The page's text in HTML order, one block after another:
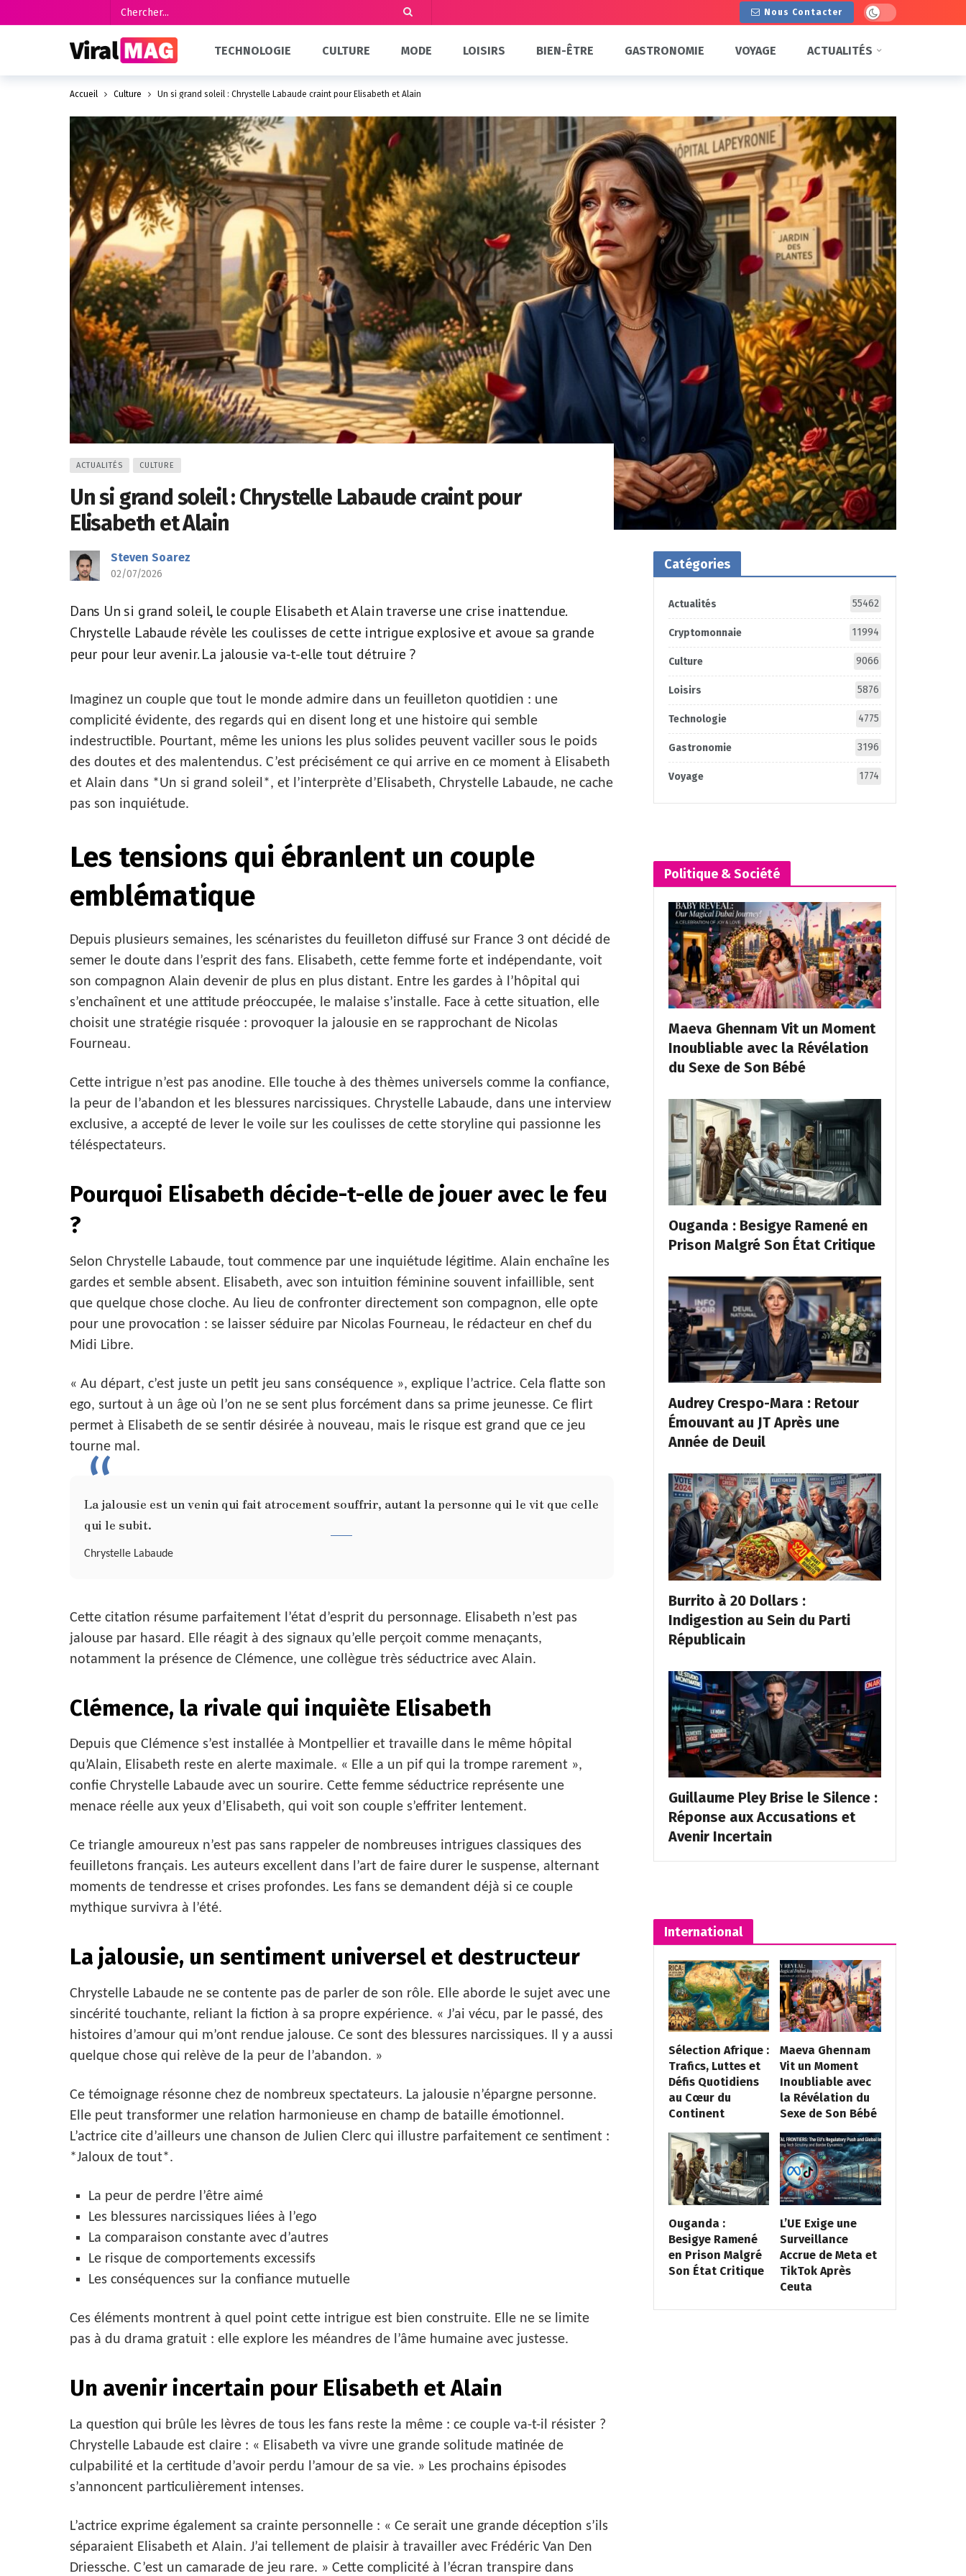
Nous Contacter Dark mode
TECHNOLOGIE CULTURE MODE LOISIRS BIEN-ÊTRE GASTRONOMIE VOYAGE ACTUALITÉS
Accueil Culture Un si grand soleil : Chrystelle Labaude craint pour Elisabeth et Alain
ACTUALITÉS CULTURE
Un si grand soleil : Chrystelle Labaude craint pour
Elisabeth et Alain
Steven Soarez
02/07/2026
Dans Un si grand soleil, le couple Elisabeth et Alain traverse une crise inattendue.
Chrystelle Labaude révèle les coulisses de cette intrigue explosive et avoue sa grande
peur pour leur avenir. La jalousie va-t-elle tout détruire ?
Imaginez un couple que tout le monde admire dans un feuilleton quotidien : une
complicité évidente, des regards qui en disent long et une histoire qui semble
indestructible. Pourtant, même les unions les plus solides peuvent vaciller sous le poids
des doutes et des malentendus. C’est précisément ce qui arrive en ce moment à Elisabeth
et Alain dans *Un si grand soleil*, et l’interprète d’Elisabeth, Chrystelle Labaude, ne cache
pas son inquiétude.
Les tensions qui ébranlent un couple
emblématique
Depuis plusieurs semaines, les scénaristes du feuilleton diffusé sur France 3 ont décidé de
semer le doute dans l’esprit des fans. Elisabeth, cette femme forte et indépendante, voit
son compagnon Alain devenir de plus en plus distant. Entre les gardes à l’hôpital qui
s’enchaînent et une attitude préoccupée, le malaise s’installe. Face à cette situation, elle
choisit une stratégie risquée : provoquer la jalousie en se rapprochant de Nicolas
Fourneau.
Cette intrigue n’est pas anodine. Elle touche à des thèmes universels comme la confiance,
la peur de l’abandon et les blessures narcissiques. Chrystelle Labaude, dans une interview
exclusive, a accepté de lever le voile sur les coulisses de cette storyline qui passionne les
téléspectateurs.
Pourquoi Elisabeth décide-t-elle de jouer avec le feu
?
Selon Chrystelle Labaude, tout commence par une inquiétude légitime. Alain enchaîne les
gardes et semble absent. Elisabeth, avec son intuition féminine souvent infaillible, sent
que quelque chose cloche. Au lieu de confronter directement son compagnon, elle opte
pour une provocation : se laisser séduire par Nicolas Fourneau, le rédacteur en chef du
Midi Libre.
« Au départ, c’est juste un petit jeu sans conséquence », explique l’actrice. Cela flatte son
ego, surtout à un âge où l’on ne se sent plus forcément dans sa prime jeunesse. Ce flirt
permet à Elisabeth de se sentir désirée à nouveau, mais le risque est grand que ce jeu
tourne mal.
La jalousie est un venin qui fait atrocement souffrir, autant la personne qui le vit que celle
qui le subit.
Chrystelle Labaude
Cette citation résume parfaitement l’état d’esprit du personnage. Elisabeth n’est pas
jalouse par hasard. Elle réagit à des signaux qu’elle perçoit comme menaçants,
notamment la présence de Clémence, une collègue très séductrice avec Alain.
Clémence, la rivale qui inquiète Elisabeth
Depuis que Clémence s’est installée à Montpellier et travaille dans le même hôpital
qu’Alain, Elisabeth reste en alerte maximale. « Elle a un pif qui la trompe rarement »,
confie Chrystelle Labaude avec un sourire. Cette femme séductrice représente une
menace réelle aux yeux d’Elisabeth, qui voit son couple s’effriter lentement.
Ce triangle amoureux n’est pas sans rappeler de nombreuses intrigues classiques des
feuilletons français. Les auteurs excellent dans l’art de faire durer le suspense, alternant
moments de tendresse et crises profondes. Les fans se demandent déjà si ce couple
mythique survivra à l’été.
La jalousie, un sentiment universel et destructeur
Chrystelle Labaude ne se contente pas de parler de son rôle. Elle aborde le sujet avec une
sincérité touchante, reliant la fiction à sa propre expérience. « J’ai vécu, par le passé, des
histoires d’amour qui m’ont rendue jalouse. Ce sont des blessures narcissiques. Il y a aussi
quelque chose qui relève de la peur de l’abandon. »
Ce témoignage résonne chez de nombreux spectateurs. La jalousie n’épargne personne.
Elle peut transformer une relation harmonieuse en champ de bataille émotionnel.
L’actrice cite d’ailleurs une chanson de Julien Clerc qui illustre parfaitement ce sentiment :
*Jaloux de tout*.
La peur de perdre l’être aimé
Les blessures narcissiques liées à l’ego
La comparaison constante avec d’autres
Le risque de comportements excessifs
Les conséquences sur la confiance mutuelle
Ces éléments montrent à quel point cette intrigue est bien construite. Elle ne se limite
pas à du drama gratuit : elle explore les méandres de l’âme humaine avec justesse.
Un avenir incertain pour Elisabeth et Alain
La question qui brûle les lèvres de tous les fans reste la même : ce couple va-t-il résister ?
Chrystelle Labaude est claire : « Elisabeth va vivre une grande solitude matinée de
culpabilité et la certitude d’avoir perdu l’amour de sa vie. » Les prochains épisodes
s’annoncent particulièrement intenses.
L’actrice exprime également sa crainte personnelle : « Ce serait une grande déception s’ils
séparaient Elisabeth et Alain. J’ai tellement de plaisir à travailler avec Frédéric Van Den
Driessche. C’est un camarade de jeu rare. » Cette complicité à l’écran transpire dans
Catégories
Actualités 55462
Cryptomonnaie 11994
Culture 9066
Loisirs 5876
Technologie 4775
Gastronomie 3196
Voyage 1774
Politique & Société
Maeva Ghennam Vit un Moment
Inoubliable avec la Révélation
du Sexe de Son Bébé
Ouganda : Besigye Ramené en
Prison Malgré Son État Critique
Audrey Crespo-Mara : Retour
Émouvant au JT Après une
Année de Deuil
Burrito à 20 Dollars :
Indigestion au Sein du Parti
Républicain
Guillaume Pley Brise le Silence :
Réponse aux Accusations et
Avenir Incertain
International
Sélection Afrique :
Trafics, Luttes et
Défis Quotidiens
au Cœur du
Continent
Maeva Ghennam
Vit un Moment
Inoubliable avec
la Révélation du
Sexe de Son Bébé
Ouganda :
Besigye Ramené
en Prison Malgré
Son État Critique
L’UE Exige une
Surveillance
Accrue de Meta et
TikTok Après
Ceuta